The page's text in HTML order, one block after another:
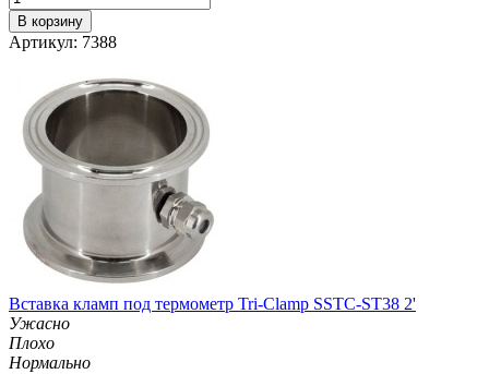
В корзину
Артикул: 7388
Вставка кламп под термометр Tri-Clamp SSTC-ST38 2'
Ужасно
Плохо
Нормально